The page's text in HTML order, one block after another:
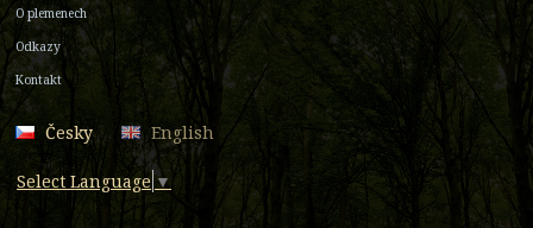
O plemenech
Odkazy
Kontakt
Česky English
Select Language ▼